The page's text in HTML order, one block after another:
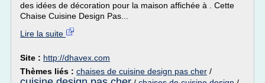
des idées de décoration pour la maison affichée à . Cette
Chaise Cuisine Design Pas...
Lire la suite
Site : http://dhavex.com
Thèmes liés : chaises de cuisine design pas cher /